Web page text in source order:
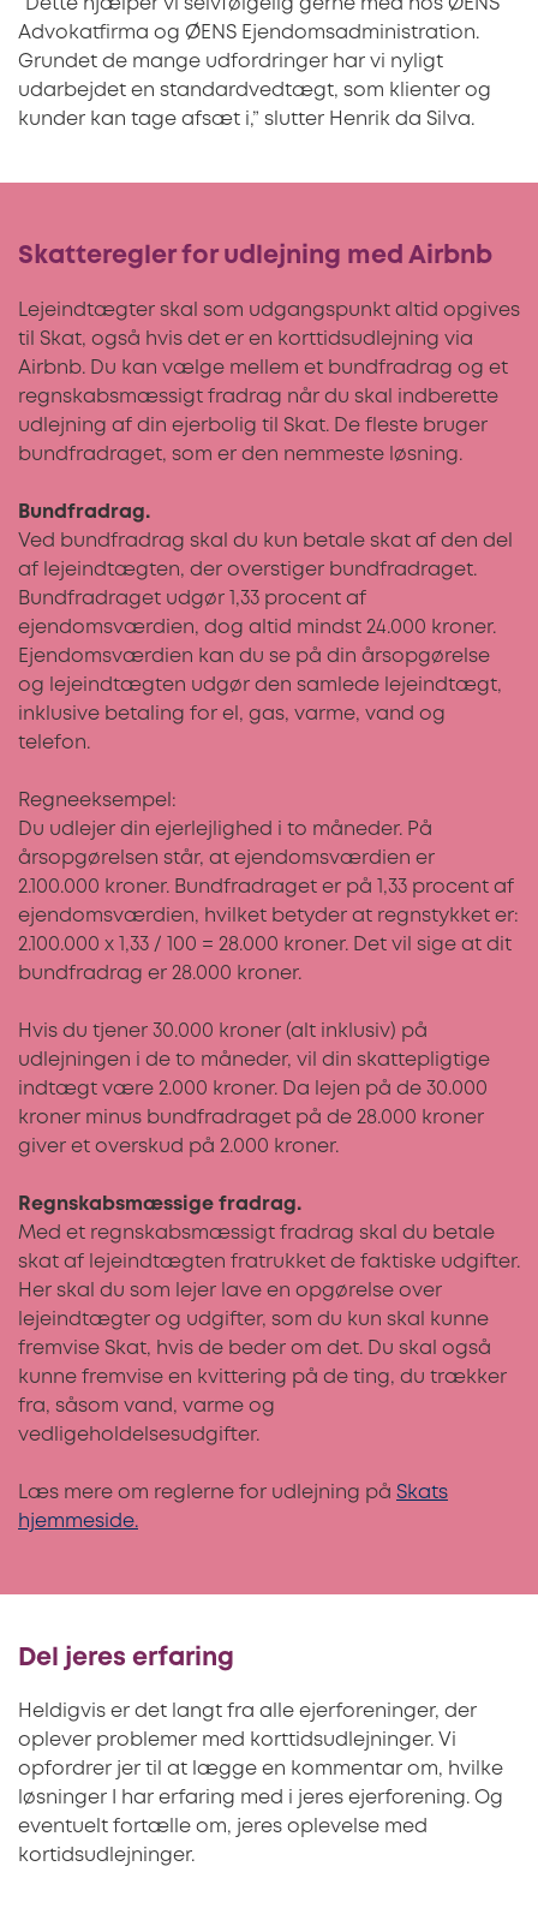
”Dette hjælper vi selvfølgelig gerne med hos ØENS
Advokatfirma og ØENS Ejendomsadministration.
Grundet de mange udfordringer har vi nyligt
udarbejdet en standardvedtægt, som klienter og
kunder kan tage afsæt i,” slutter Henrik da Silva.
Skatteregler for udlejning med Airbnb
Lejeindtægter skal som udgangspunkt altid opgives
til Skat, også hvis det er en korttidsudlejning via
Airbnb. Du kan vælge mellem et bundfradrag og et
regnskabsmæssigt fradrag når du skal indberette
udlejning af din ejerbolig til Skat. De fleste bruger
bundfradraget, som er den nemmeste løsning.
Bundfradrag.
Ved bundfradrag skal du kun betale skat af den del
af lejeindtægten, der overstiger bundfradraget.
Bundfradraget udgør 1,33 procent af
ejendomsværdien, dog altid mindst 24.000 kroner.
Ejendomsværdien kan du se på din årsopgørelse
og lejeindtægten udgør den samlede lejeindtægt,
inklusive betaling for el, gas, varme, vand og
telefon.
Regneeksempel:
Du udlejer din ejerlejlighed i to måneder. På
årsopgørelsen står, at ejendomsværdien er
2.100.000 kroner. Bundfradraget er på 1,33 procent af
ejendomsværdien, hvilket betyder at regnstykket er:
2.100.000 x 1,33 / 100 = 28.000 kroner. Det vil sige at dit
bundfradrag er 28.000 kroner.
Hvis du tjener 30.000 kroner (alt inklusiv) på
udlejningen i de to måneder, vil din skattepligtige
indtægt være 2.000 kroner. Da lejen på de 30.000
kroner minus bundfradraget på de 28.000 kroner
giver et overskud på 2.000 kroner.
Regnskabsmæssige fradrag.
Med et regnskabsmæssigt fradrag skal du betale
skat af lejeindtægten fratrukket de faktiske udgifter.
Her skal du som lejer lave en opgørelse over
lejeindtægter og udgifter, som du kun skal kunne
fremvise Skat, hvis de beder om det. Du skal også
kunne fremvise en kvittering på de ting, du trækker
fra, såsom vand, varme og
vedligeholdelsesudgifter.
Læs mere om reglerne for udlejning på Skats
hjemmeside.
Del jeres erfaring
Heldigvis er det langt fra alle ejerforeninger, der
oplever problemer med korttidsudlejninger. Vi
opfordrer jer til at lægge en kommentar om, hvilke
løsninger I har erfaring med i jeres ejerforening. Og
eventuelt fortælle om, jeres oplevelse med
kortidsudlejninger.